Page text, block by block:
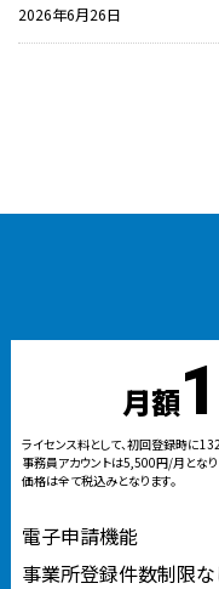
2026年6月26日
月額
ライセンス料として、初回登録時に
事務員アカウントは5,500円/月となり
価格は全て税込みとなります。
電子申請機能
事業所登録件数制限な